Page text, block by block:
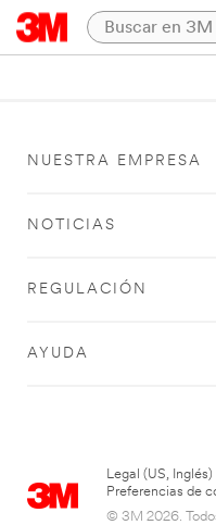
NUESTRA EMPRESA
NOTICIAS
REGULACIÓN
AYUDA
Legal (US, Inglés)
Preferencias de
© 3M 2026.